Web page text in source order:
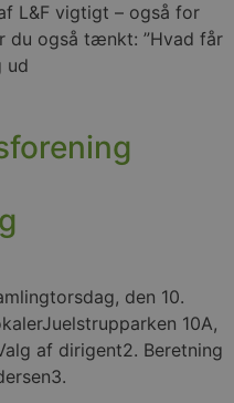
L&F vigtigt – også for
du også tænkt: ”Hvad får
ud
den 10.
10A,
af dirigent2. Beretning